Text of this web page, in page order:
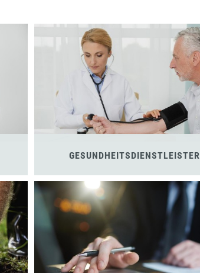
GESUNDHEITSDIENSTLEISTER